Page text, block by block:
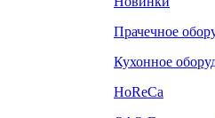
Прачечное
Кухонное
HoReCa